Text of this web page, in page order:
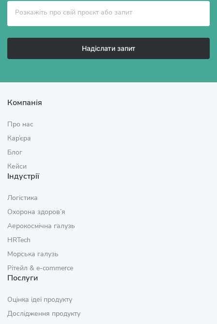
Надіслати запит
Компанія
Про нас
Кар’єра
Блог
Кейси
Індустрії
Логістика
Охорона здоров’я
Аерокосмічна галузь
HRTech
Морська галузь
Рітейл & e‑commerce
Послуги
Оцінка ідеї продукту
Дослідження продукту